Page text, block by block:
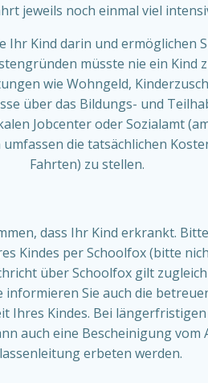
jeweils noch einmal viel
Ihr Kind darin und ermöglichen
müsste nie ein Kind
wie Wohngeld,
über das Bildungs- und
Jobcenter oder Sozialamt
die tatsächlichen
Fahrten) zu stellen.
dass Ihr Kind erkrankt.
Kindes per Schoolfox (bitte
über Schoolfox gilt
informieren Sie auch die
Ihres Kindes. Bei
auch eine Bescheinigung vom
erbeten werden.